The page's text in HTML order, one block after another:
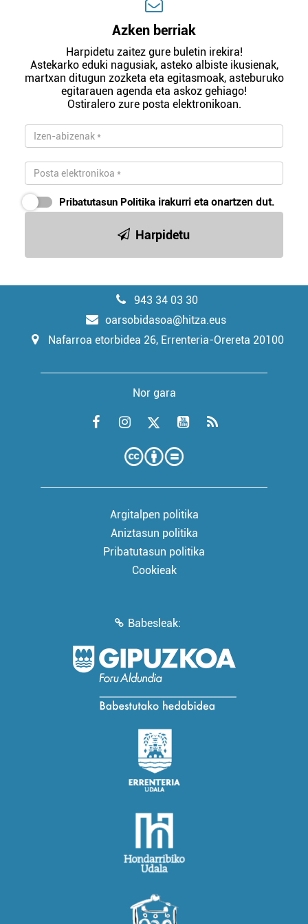
Azken berriak
Harpidetu zaitez gure buletin irekira!
Astekarko eduki nagusiak, asteko albiste ikusienak,
martxan ditugun zozketa eta egitasmoak, asteburuko
egitarauen agenda eta askoz gehiago!
Ostiralero zure posta elektronikoan.
Pribatutasun Politika irakurri eta onartzen dut.
Harpidetu
943 34 03 30
oarsobidasoa@hitza.eus
Nafarroa etorbidea 26, Errenteria-Orereta 20100
Nor gara
Argitalpen politika
Aniztasun politika
Pribatutasun politika
Cookieak
Babesleak: